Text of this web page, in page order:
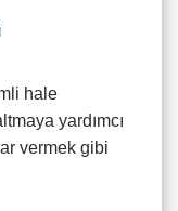
hale
yardımcı
vermek gibi